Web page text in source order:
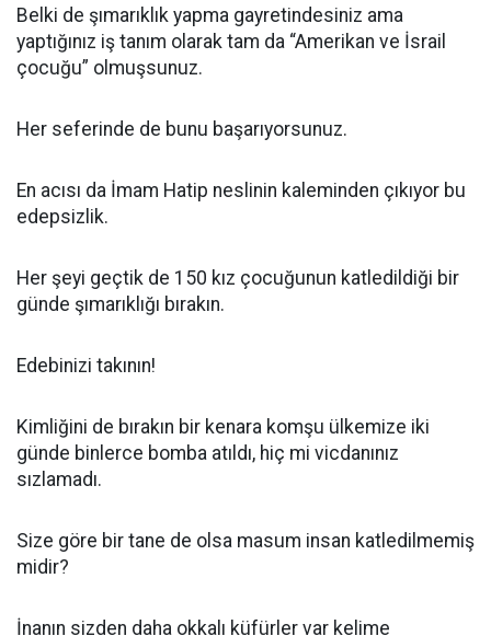
Belki de şımarıklık yapma gayretindesiniz ama
yaptığınız iş tanım olarak tam da “Amerikan ve İsrail
çocuğu” olmuşsunuz.
Her seferinde de bunu başarıyorsunuz.
En acısı da İmam Hatip neslinin kaleminden çıkıyor bu
edepsizlik.
Her şeyi geçtik de 150 kız çocuğunun katledildiği bir
günde şımarıklığı bırakın.
Edebinizi takının!
Kimliğini de bırakın bir kenara komşu ülkemize iki
günde binlerce bomba atıldı, hiç mi vicdanınız
sızlamadı.
Size göre bir tane de olsa masum insan katledilmemiş
midir?
İnanın sizden daha okkalı küfürler var kelime